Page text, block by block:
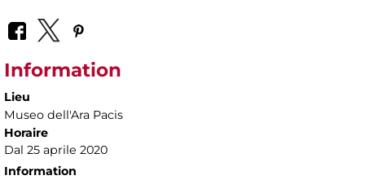
Information
Lieu
Museo dell'Ara Pacis
Horaire
Dal 25 aprile 2020
Information